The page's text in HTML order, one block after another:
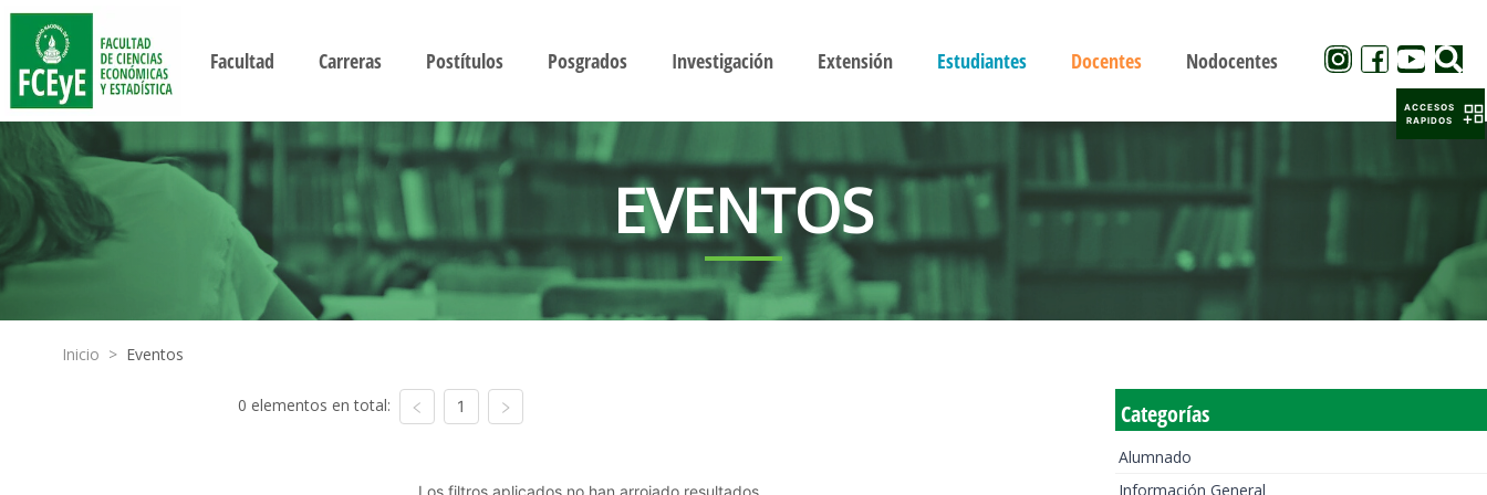
Facultad Carreras Postítulos Posgrados Investigación Extensión Estudiantes Docentes Nodocentes
EVENTOS
Inicio > Eventos
0 elementos en total: 1
Los filtros aplicados no han arrojado resultados
Categorías
Alumnado
Información General
ACCESOS
RAPIDOS